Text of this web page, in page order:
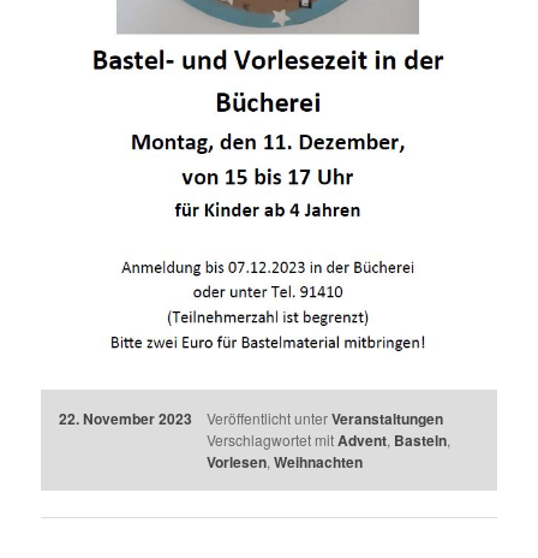
22. November 2023 Veröffentlicht unter Veranstaltungen
Verschlagwortet mit Advent, Basteln,
Vorlesen, Weihnachten